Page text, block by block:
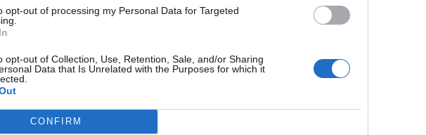
opt-out of processing my Personal Data for Targeted
opt-out of Collection, Use, Retention, Sale, and/or Sharing
Data that Is Unrelated with the Purposes for which it
CONFIRM
Metropolitana de Lisboa
do CCB com pianista
Santa Marta de Penaguião: Dia
Mundial da Música assinalado com
performance de músicos locais